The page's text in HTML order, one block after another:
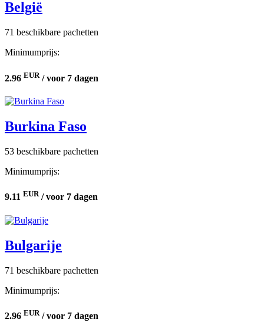
België
71 beschikbare pachetten
Minimumprijs:
2.96 EUR/ voor 7 dagen
Burkina Faso
53 beschikbare pachetten
Minimumprijs:
9.11 EUR/ voor 7 dagen
Bulgarije
71 beschikbare pachetten
Minimumprijs:
2.96 EUR/ voor 7 dagen